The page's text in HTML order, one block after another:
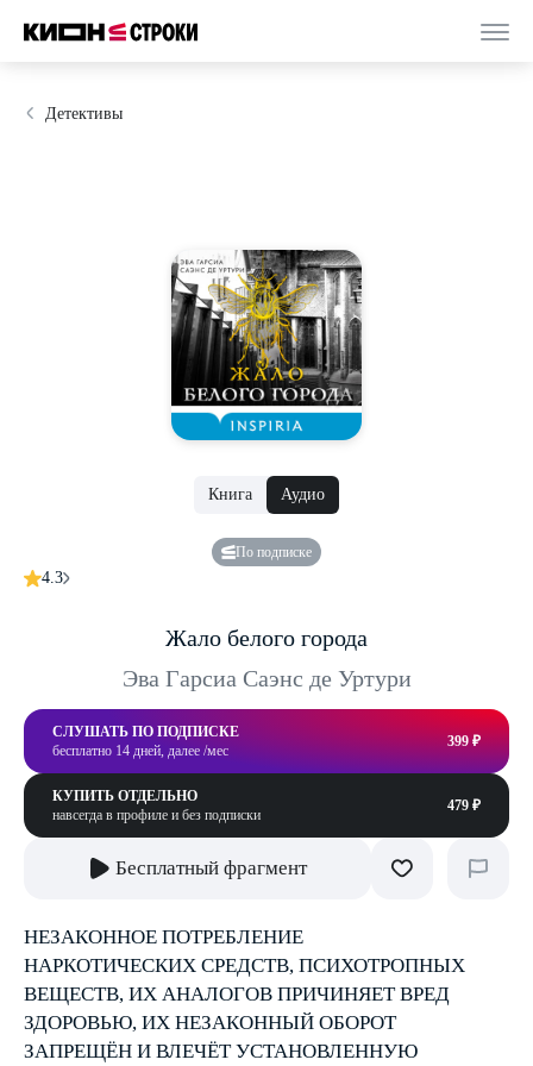
Детективы
Книга Аудио
По подписке
4.3
Жало белого города
Эва Гарсиа Саэнс де Уртури
СЛУШАТЬ ПО ПОДПИСКЕ
бесплатно 14 дней, далее /мес
399 ₽
КУПИТЬ ОТДЕЛЬНО
навсегда в профиле и без подписки
479 ₽
Бесплатный фрагмент
НЕЗАКОННОЕ ПОТРЕБЛЕНИЕ
НАРКОТИЧЕСКИХ СРЕДСТВ, ПСИХОТРОПНЫХ
ВЕЩЕСТВ, ИХ АНАЛОГОВ ПРИЧИНЯЕТ ВРЕД
ЗДОРОВЬЮ, ИХ НЕЗАКОННЫЙ ОБОРОТ
ЗАПРЕЩЁН И ВЛЕЧЁТ УСТАНОВЛЕННУЮ